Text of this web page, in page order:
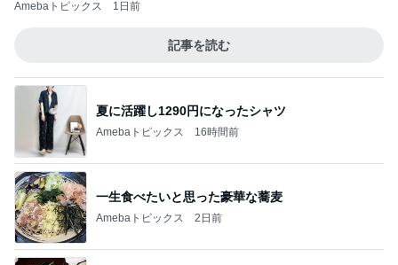
Amebaトピックス 2日前
堀ちえみ 新大阪での夕飯購入
Amebaトピックス 10時間前